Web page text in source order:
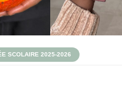
SCOLAIRE 2025-2026